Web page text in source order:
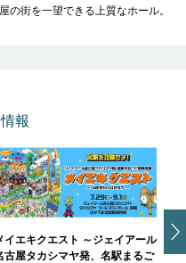
の街を一望できる上質なホール。
報
イエキクエスト ～ジェイアール
古屋タカシマヤ発、名駅まるご
ス
入